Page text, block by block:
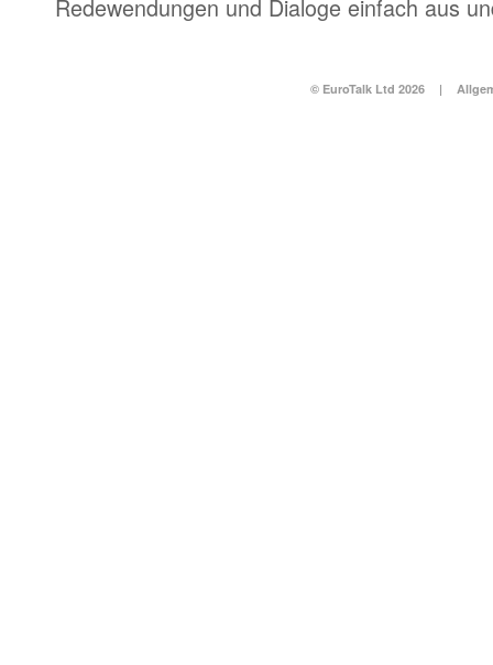
Redewendungen und Dialoge einfach aus
© EuroTalk Ltd 2026 |